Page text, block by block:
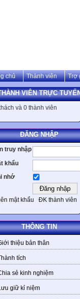
chủ Thành viên Trợ
VIÊN TRỰC
và 0 thành viên
ĐĂNG NHẬP
truy nhập
khẩu
nhớ
mật khẩu ĐK thành viên
THÔNG TIN
thiệu bản thân
tích
sẻ kinh nghiệm
giữ kỉ niệm